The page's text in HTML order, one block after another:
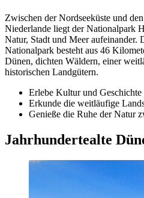
Zwischen der Nordseeküste und
Niederlande liegt der Nationalpark
Natur, Stadt und Meer aufeinander.
Nationalpark besteht aus 46
Dünen, dichten Wäldern, einer
historischen Landgütern.
Erlebe Kultur und
Erkunde die weitläufige
Genieße die Ruhe der Natur
Jahrhundertealte